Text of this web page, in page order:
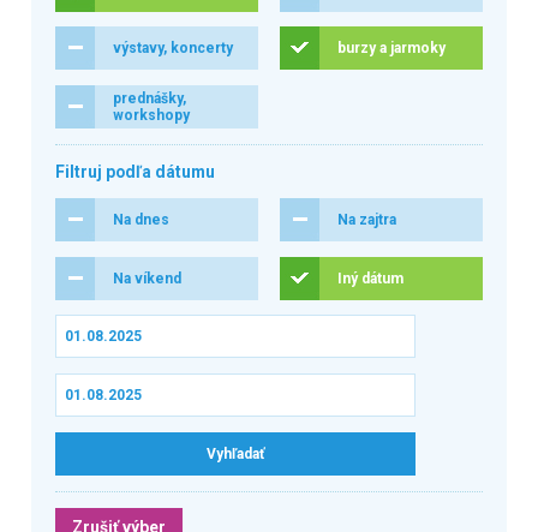
výstavy, koncerty burzy a jarmoky
prednášky,
workshopy
Filtruj podľa dátumu
Na dnes Na zajtra
Na víkend Iný dátum
Zrušiť výber